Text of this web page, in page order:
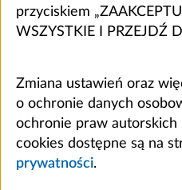
przyciskiem
WSZYSTKIE I PRZEJDŹ
Zmiana ustawień oraz
o ochronie danych
ochronie praw autorskich
cookies dostępne są na
prywatności.